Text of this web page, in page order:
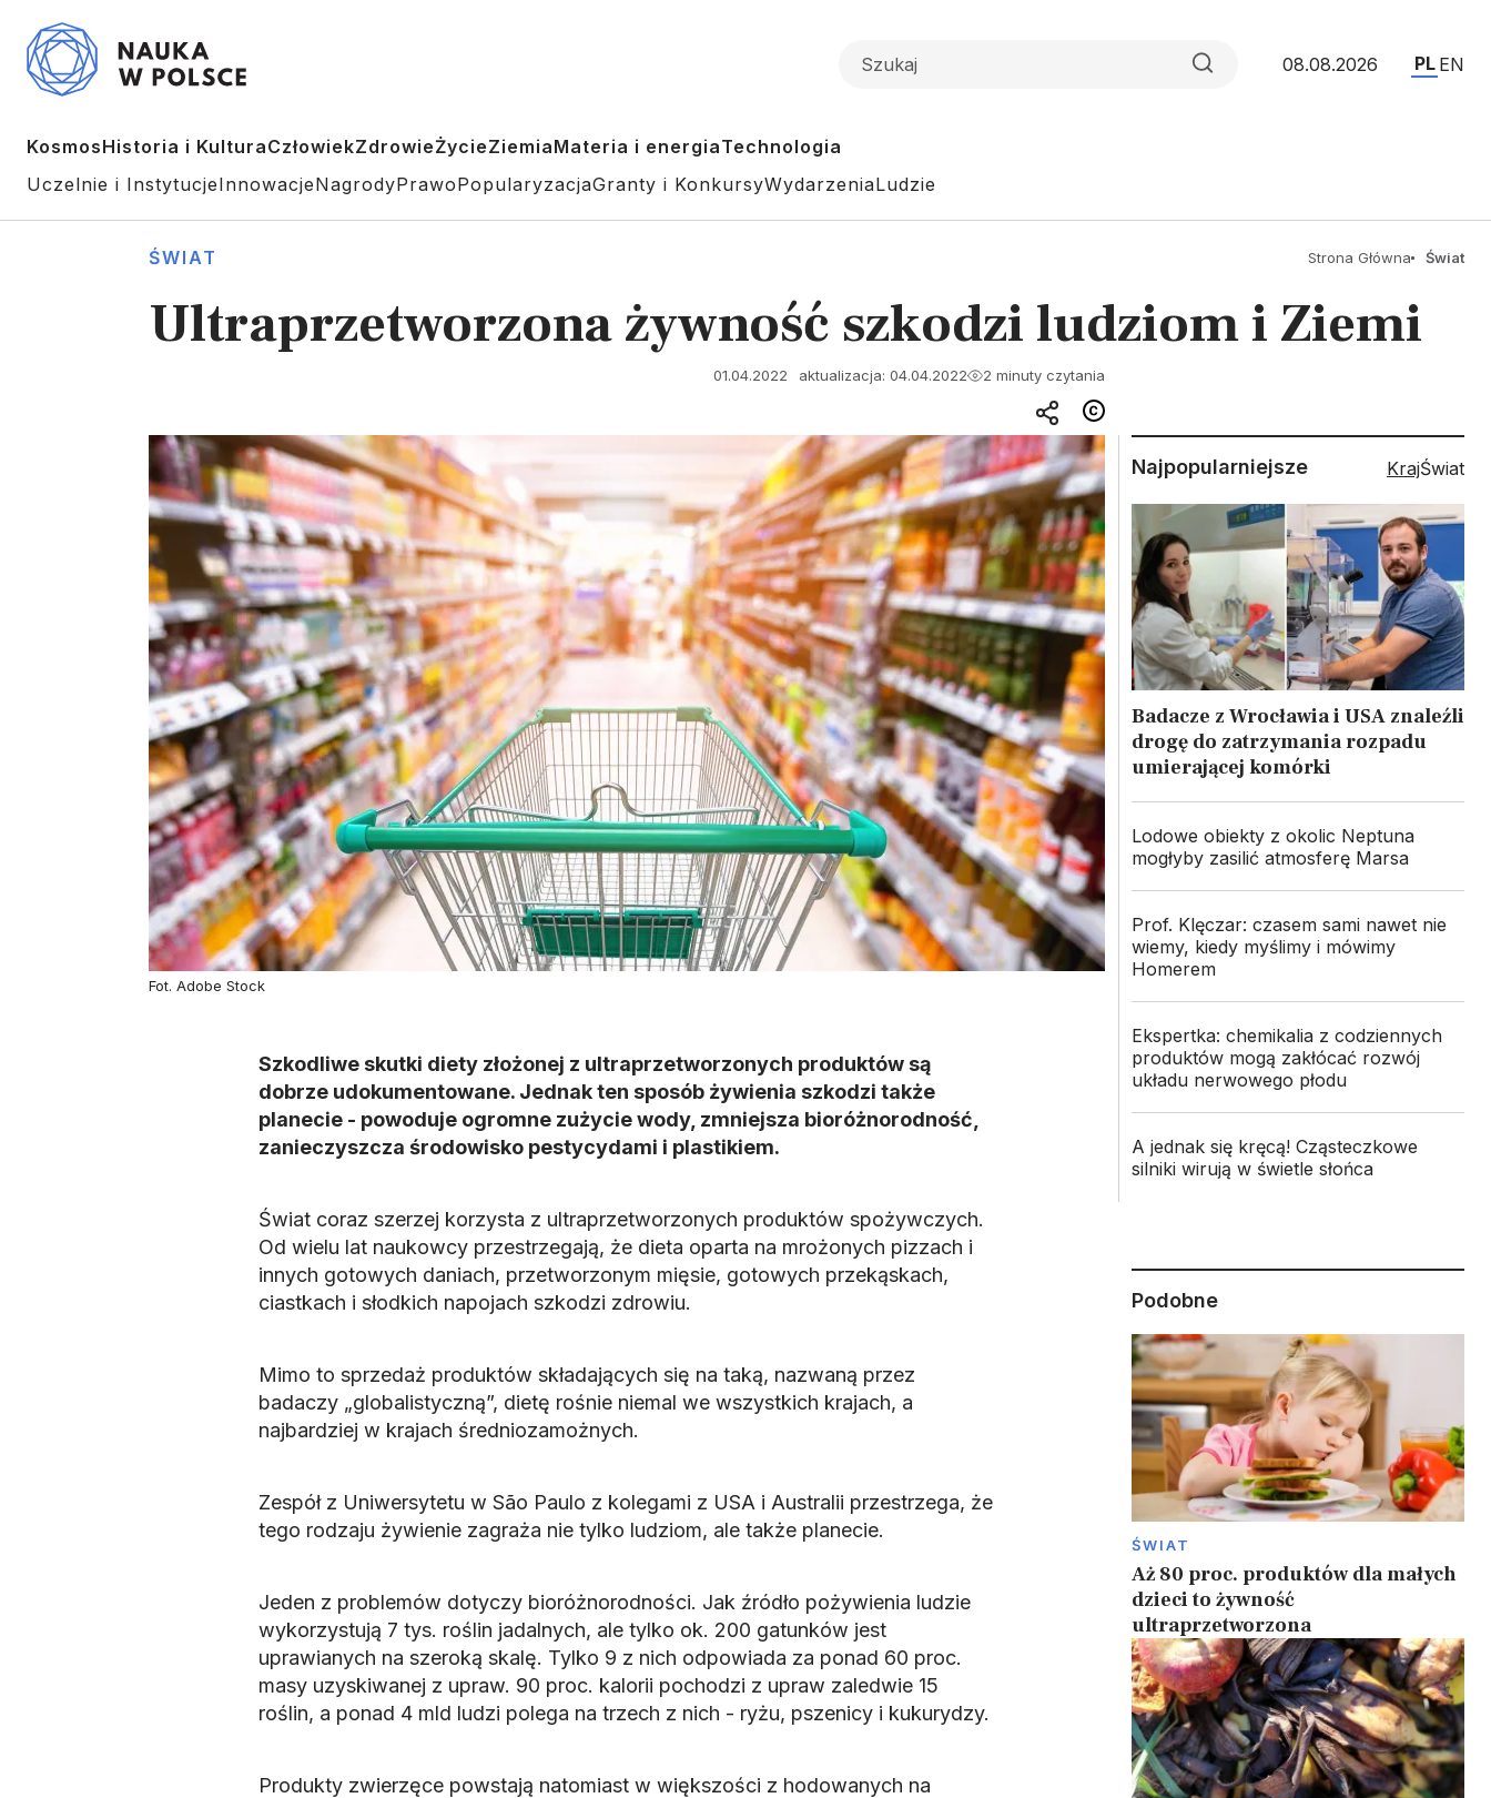
08.08.2026 PL EN
KosmosHistoria i KulturaCzłowiekZdrowieŻycieZiemiaMateria i energiaTechnologia
Uczelnie i InstytucjeInnowacjeNagrodyPrawoPopularyzacjaGranty i KonkursyWydarzeniaLudzie
ŚWIAT Strona Główna Świat
Ultraprzetworzona żywność szkodzi ludziom i Ziemi
01.04.2022 aktualizacja: 04.04.2022 2 minuty czytania
Fot. Adobe Stock
Szkodliwe skutki diety złożonej z ultraprzetworzonych produktów są
dobrze udokumentowane. Jednak ten sposób żywienia szkodzi także
planecie - powoduje ogromne zużycie wody, zmniejsza bioróżnorodność,
zanieczyszcza środowisko pestycydami i plastikiem.
Świat coraz szerzej korzysta z ultraprzetworzonych produktów spożywczych.
Od wielu lat naukowcy przestrzegają, że dieta oparta na mrożonych pizzach i
innych gotowych daniach, przetworzonym mięsie, gotowych przekąskach,
ciastkach i słodkich napojach szkodzi zdrowiu.
Mimo to sprzedaż produktów składających się na taką, nazwaną przez
badaczy „globalistyczną”, dietę rośnie niemal we wszystkich krajach, a
najbardziej w krajach średniozamożnych.
Zespół z Uniwersytetu w São Paulo z kolegami z USA i Australii przestrzega, że
tego rodzaju żywienie zagraża nie tylko ludziom, ale także planecie.
Jeden z problemów dotyczy bioróżnorodności. Jak źródło pożywienia ludzie
wykorzystują 7 tys. roślin jadalnych, ale tylko ok. 200 gatunków jest
uprawianych na szeroką skalę. Tylko 9 z nich odpowiada za ponad 60 proc.
masy uzyskiwanej z upraw. 90 proc. kalorii pochodzi z upraw zaledwie 15
roślin, a ponad 4 mld ludzi polega na trzech z nich - ryżu, pszenicy i kukurydzy.
Produkty zwierzęce powstają natomiast w większości z hodowanych na
Najpopularniejsze KrajŚwiat
Badacze z Wrocławia i USA znaleźli
drogę do zatrzymania rozpadu
umierającej komórki
Lodowe obiekty z okolic Neptuna
mogłyby zasilić atmosferę Marsa
Prof. Klęczar: czasem sami nawet nie
wiemy, kiedy myślimy i mówimy
Homerem
Ekspertka: chemikalia z codziennych
produktów mogą zakłócać rozwój
układu nerwowego płodu
A jednak się kręcą! Cząsteczkowe
silniki wirują w świetle słońca
Podobne
ŚWIAT
Aż 80 proc. produktów dla małych
dzieci to żywność
ultraprzetworzona